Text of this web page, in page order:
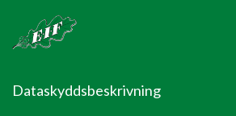
Dataskyddsbeskrivning